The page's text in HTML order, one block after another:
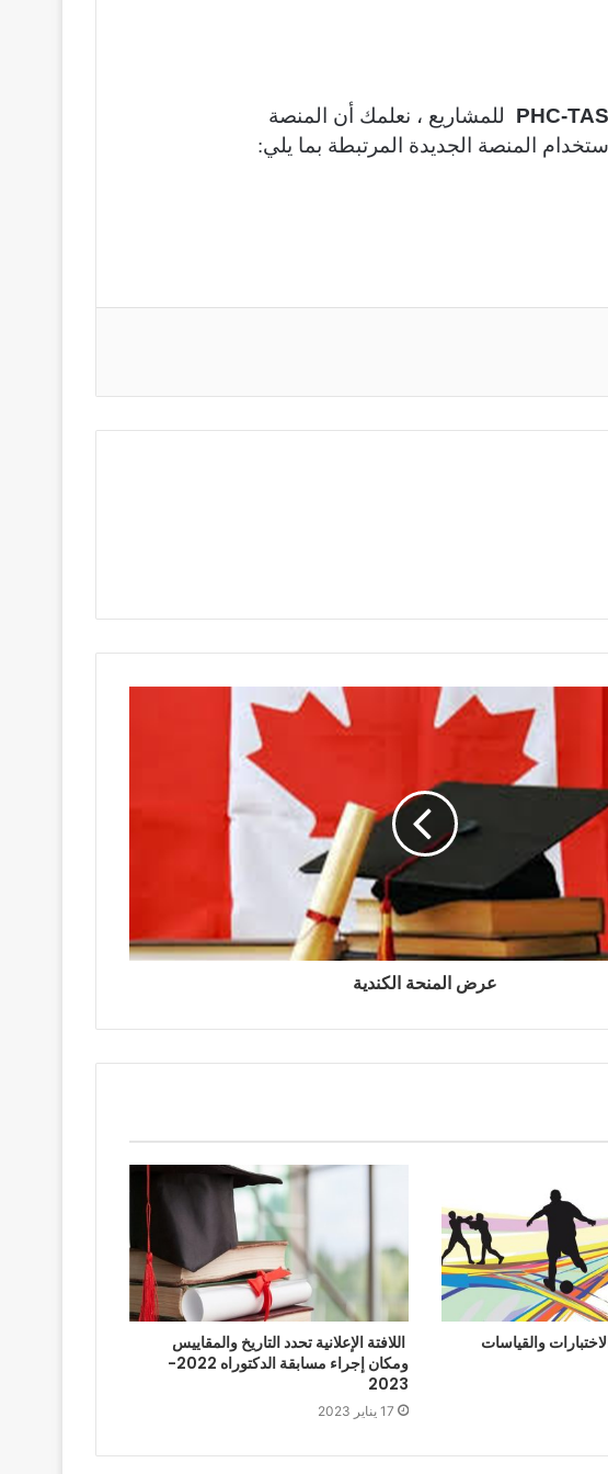
PHC-
للمشاريع ، نعلمك أن المنصة
المنصة الجديدة المرتبطة بما يلي:
عرض المنحة الكندية
والقياسات
اللافتة الإعلانية تحدد التاريخ والمقاييس
ومكان إجراء مسابقة الدكتوراه 2022-
2023
17 يناير 2023